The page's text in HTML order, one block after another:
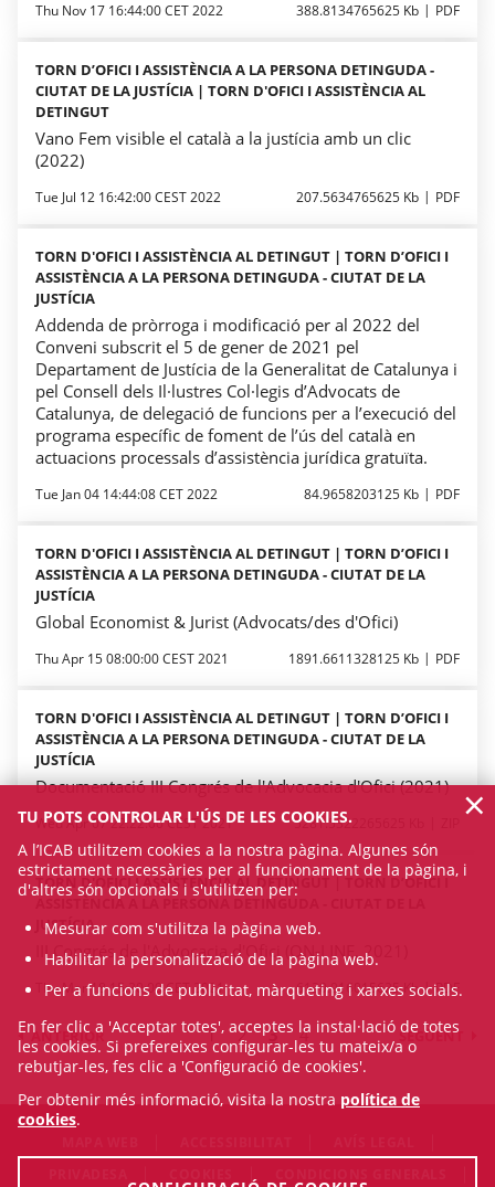
Thu Nov 17 16:44:00 CET 2022 388.8134765625 Kb PDF
TORN D’OFICI I ASSISTÈNCIA A LA PERSONA DETINGUDA -
CIUTAT DE LA JUSTÍCIA | TORN D'OFICI I ASSISTÈNCIA AL
DETINGUT
Vano Fem visible el català a la justícia amb un clic
(2022)
Tue Jul 12 16:42:00 CEST 2022 207.5634765625 Kb PDF
TORN D'OFICI I ASSISTÈNCIA AL DETINGUT | TORN D’OFICI I
ASSISTÈNCIA A LA PERSONA DETINGUDA - CIUTAT DE LA
JUSTÍCIA
Addenda de pròrroga i modificació per al 2022 del
Conveni subscrit el 5 de gener de 2021 pel
Departament de Justícia de la Generalitat de Catalunya i
pel Consell dels Il·lustres Col·legis d’Advocats de
Catalunya, de delegació de funcions per a l’execució del
programa específic de foment de l’ús del català en
actuacions processals d’assistència jurídica gratuïta.
Tue Jan 04 14:44:08 CET 2022 84.9658203125 Kb PDF
TORN D'OFICI I ASSISTÈNCIA AL DETINGUT | TORN D’OFICI I
ASSISTÈNCIA A LA PERSONA DETINGUDA - CIUTAT DE LA
JUSTÍCIA
Global Economist & Jurist (Advocats/des d'Ofici)
Thu Apr 15 08:00:00 CEST 2021 1891.6611328125 Kb PDF
TORN D'OFICI I ASSISTÈNCIA AL DETINGUT | TORN D’OFICI I
ASSISTÈNCIA A LA PERSONA DETINGUDA - CIUTAT DE LA
JUSTÍCIA
Documentació III Congrés de l'Advocacia d'Ofici (2021)
Wed Apr 07 22:22:00 CEST 2021 5281.5322265625 Kb
TORN D'OFICI I ASSISTÈNCIA AL DETINGUT | TORN D’OFICI I
ASSISTÈNCIA A LA PERSONA DETINGUDA - CIUTAT DE LA
JUSTÍCIA
III Congrés de l'Advocacia d'Ofici (ON-LINE, 2021)
Thu Mar 18 15:30:00 CET 2021 6130.916015625 Kb PDF
ANTERIOR 1 2 3 4 SEGÜENT
TU POTS CONTROLAR L'ÚS DE LES COOKIES.
A l’ICAB utilitzem cookies a la nostra pàgina. Algunes són
estrictament necessàries per al funcionament de la pàgina, i
d'altres són opcionals i s'utilitzen per:
Mesurar com s'utilitza la pàgina web.
Habilitar la personalització de la pàgina web.
Per a funcions de publicitat, màrqueting i xarxes socials.
En fer clic a 'Acceptar totes', acceptes la instal·lació de totes
les cookies. Si prefereixes configurar-les tu mateix/a o
rebutjar-les, fes clic a 'Configuració de cookies'.
Per obtenir més informació, visita la nostra política de
cookies.
×